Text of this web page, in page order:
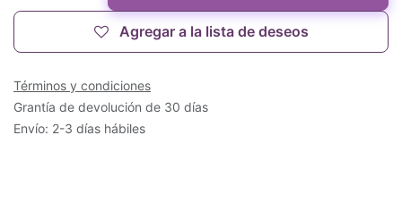
Agregar a la lista de deseos
Términos y condiciones
Grantía de devolución de 30 días
Envío: 2-3 días hábiles